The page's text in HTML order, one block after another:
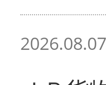
2026.08.07